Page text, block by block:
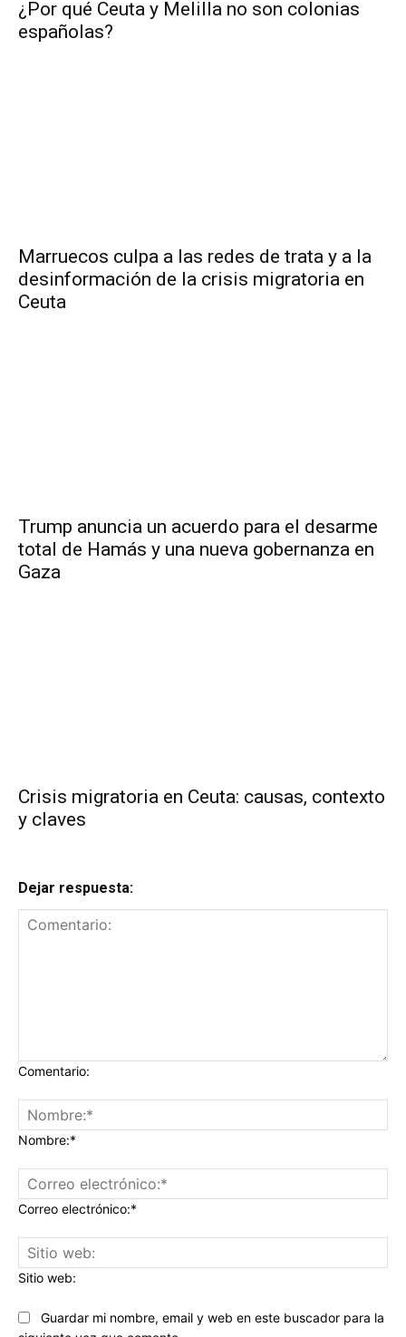
¿Por qué Ceuta y Melilla no son colonias
españolas?
Marruecos culpa a las redes de trata y a la
desinformación de la crisis migratoria en
Ceuta
Trump anuncia un acuerdo para el desarme
total de Hamás y una nueva gobernanza en
Gaza
Crisis migratoria en Ceuta: causas, contexto
y claves
Dejar respuesta:
Comentario:
Nombre:*
Correo electrónico:*
Sitio web:
Guardar mi nombre, email y web en este buscador para la